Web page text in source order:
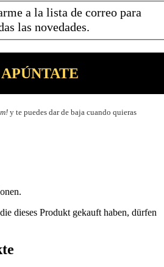
a la lista de correo para
las novedades.
y te puedes dar de baja cuando quieras
dieses Produkt gekauft haben, dürfen